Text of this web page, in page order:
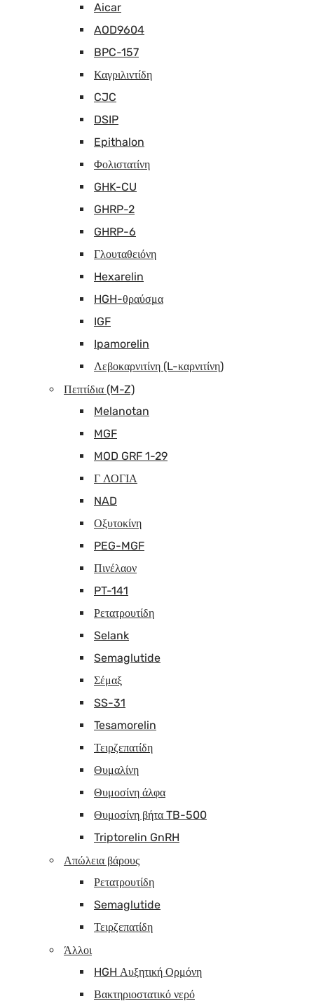
Aicar
AOD9604
BPC-157
Καγριλιντίδη
CJC
DSIP
Epithalon
Φολιστατίνη
GHK-CU
GHRP-2
GHRP-6
Γλουταθειόνη
Hexarelin
HGH-θραύσμα
IGF
Ipamorelin
Λεβοκαρνιτίνη (L-καρνιτίνη)
Πεπτίδια (M-Z)
Melanotan
MGF
MOD GRF 1-29
Γ ΛΟΓΙΑ
NAD
Οξυτοκίνη
PEG-MGF
Πινέλαον
PT-141
Ρετατρουτίδη
Selank
Semaglutide
Σέμαξ
SS-31
Tesamorelin
Τειρζεπατίδη
Θυμαλίνη
Θυμοσίνη άλφα
Θυμοσίνη βήτα TB-500
Triptorelin GnRH
Απώλεια βάρους
Ρετατρουτίδη
Semaglutide
Τειρζεπατίδη
Άλλοι
HGH Αυξητική Ορμόνη
Βακτηριοστατικό νερό